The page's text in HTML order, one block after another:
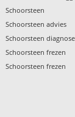
Schoorsteen
Schoorsteen advies
Schoorsteen diagnose
Schoorsteen frezen
Schoorsteen frezen